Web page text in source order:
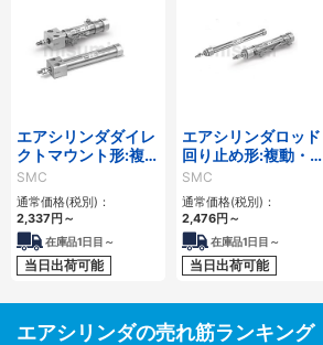
エアシリンダダイレ
クトマウント形:複
動・片ロッド/CJ2R
シリーズ
SMC
通常価格(税別)：
2,337円～
在庫品1日目～
当日出荷可能
エアシリンダロッド
回り止め形:複動・片
ロッド/CJ2Kシリー
ズ
SMC
通常価格(税別)：
2,476円～
在庫品1日目～
当日出荷可能
エアシリンダの売れ筋ランキング